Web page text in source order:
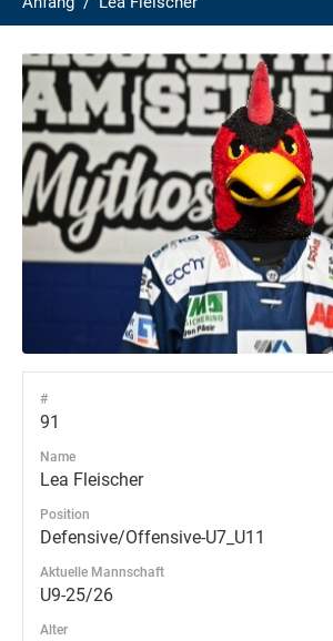
#
91
Name
Lea Fleischer
Position
Defensive/Offensive-U7_U11
Aktuelle Mannschaft
U9-25/26
Alter